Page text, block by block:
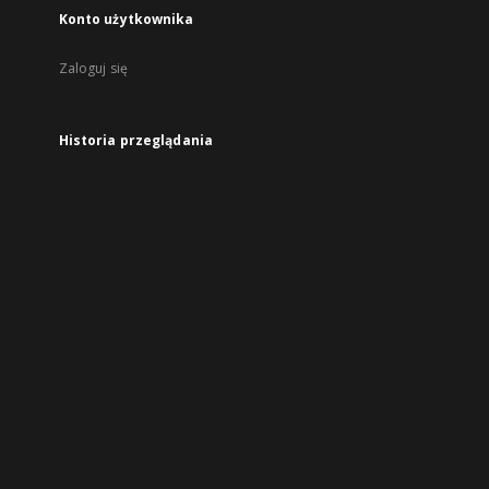
Konto użytkownika
Zaloguj się
Historia przeglądania